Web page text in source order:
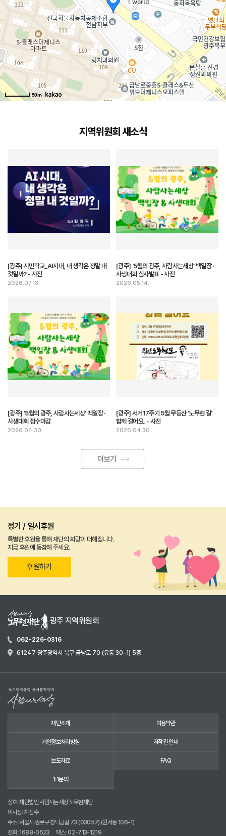
50m
지역위원회 새소식
[광주] 시민학교_AI시대, 내 생각은 정말 내
것일까? - 사진
2026.07.13.
[광주] '5월의 광주, 사람사는세상' 백일장 ·
사생대회 심사발표 - 사진
2026.05.14.
[광주] '5월의 광주, 사람사는세상' 백일장 ·
사생대회 접수마감
2026.04.30.
[광주] 서거17주기 5월 무등산 '노무현 길'
함께 걸어요. - 사진
2026.04.30.
더보기
정기 / 일시후원
특별한 후원을 통해 재단의 희망이 더해집니다.
지금 후원에 동참해 주세요.
후원하기
광주 지역위원회
062-226-0316
61247 광주광역시 북구 금남로 70 (유동 30-1) 5층
재단소개 이용약관
개인정보처리방침 저작권 안내
보도자료 FAQ
1:1문의
상호: 재단법인 사람사는세상 노무현재단
이사장: 차성수
주소: 서울시 종로구 창덕궁길 73 (03057) (원서동 106-1)
전화:1688-0523 팩스: 02-713-1219